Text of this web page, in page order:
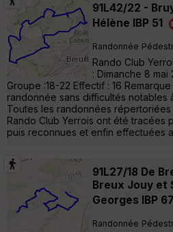
91L42/22 -
Hélène IBP 51
Randonnée
Rando Club
: Dimanche 8 mai
Groupe :18-22 Effectif : 16
randonnée sans difficultés notables
Toutes les randonnées
Rando Club Yerrois ont été tracées
puis reconnues et enfin effectuées
91L27/18 De
Breux Jouy et
Georges IBP 67
Randonnée